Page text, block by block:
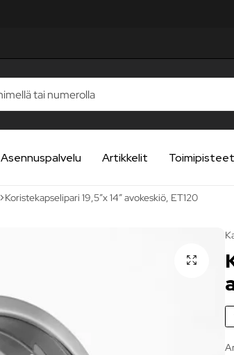
Asennuspalvelu Artikkelit
Koristekapselipari 19,5″x 14″ avokeskiö, ET120